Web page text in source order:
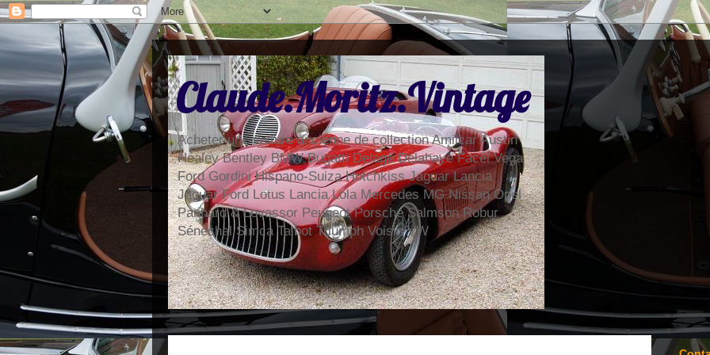
Claude.Moritz.Vintage
Acheter une voiture ancienne de collection Amilcar Austin
Healey Bentley BMW Bugatti Delage Delahaye Facel Vega
Ford Gordini Hispano-Suiza Hotchkiss Jaguar Lancia
Jaguar Ford Lotus Lancia Lola Mercedes MG Nissan Opel
Panhard & Levassor Peugeot Porsche Salmson Robur
Sénéchal Simca Talbot Triumph Voisin VW